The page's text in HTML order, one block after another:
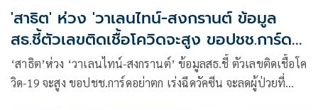
'สาธิต' ห่วง 'วาเลนไทน์-สงกรานต์ ข้อมูล
สธ.ชี้ตัวเลขติดเชื้อโควิดจะสูง ขอปชช.การ์ด
อย่าตก
‘สาธิต’ห่วง ‘วาเลนไทน์-สงกรานต์’ ข้อมูลสธ.ชี้ ตัวเลขติดเชื้อโค
วิด-19 จะสูง ขอปชช.การ์ดอย่าตก เร่งฉีดวัคซีน จะลดผู้ป่วยที่